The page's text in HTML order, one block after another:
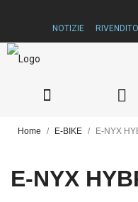
NOTIZIE
Home E-BIKE E-NYX
E-NYX